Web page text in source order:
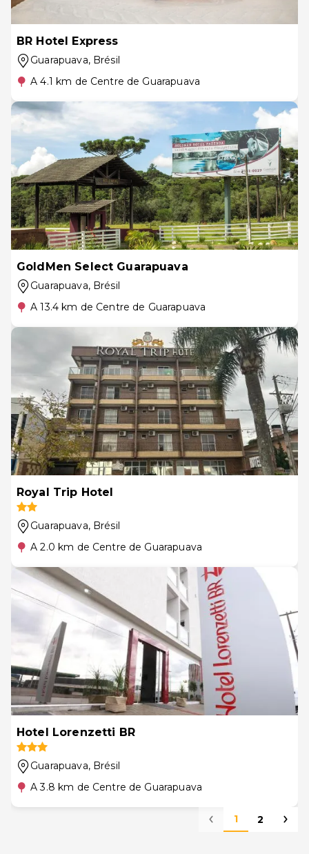
BR Hotel Express
Guarapuava, Brésil
A 4.1 km de Centre de Guarapuava
GoldMen Select Guarapuava
Guarapuava, Brésil
A 13.4 km de Centre de Guarapuava
Royal Trip Hotel
Guarapuava, Brésil
A 2.0 km de Centre de Guarapuava
Hotel Lorenzetti BR
Guarapuava, Brésil
A 3.8 km de Centre de Guarapuava
1 2